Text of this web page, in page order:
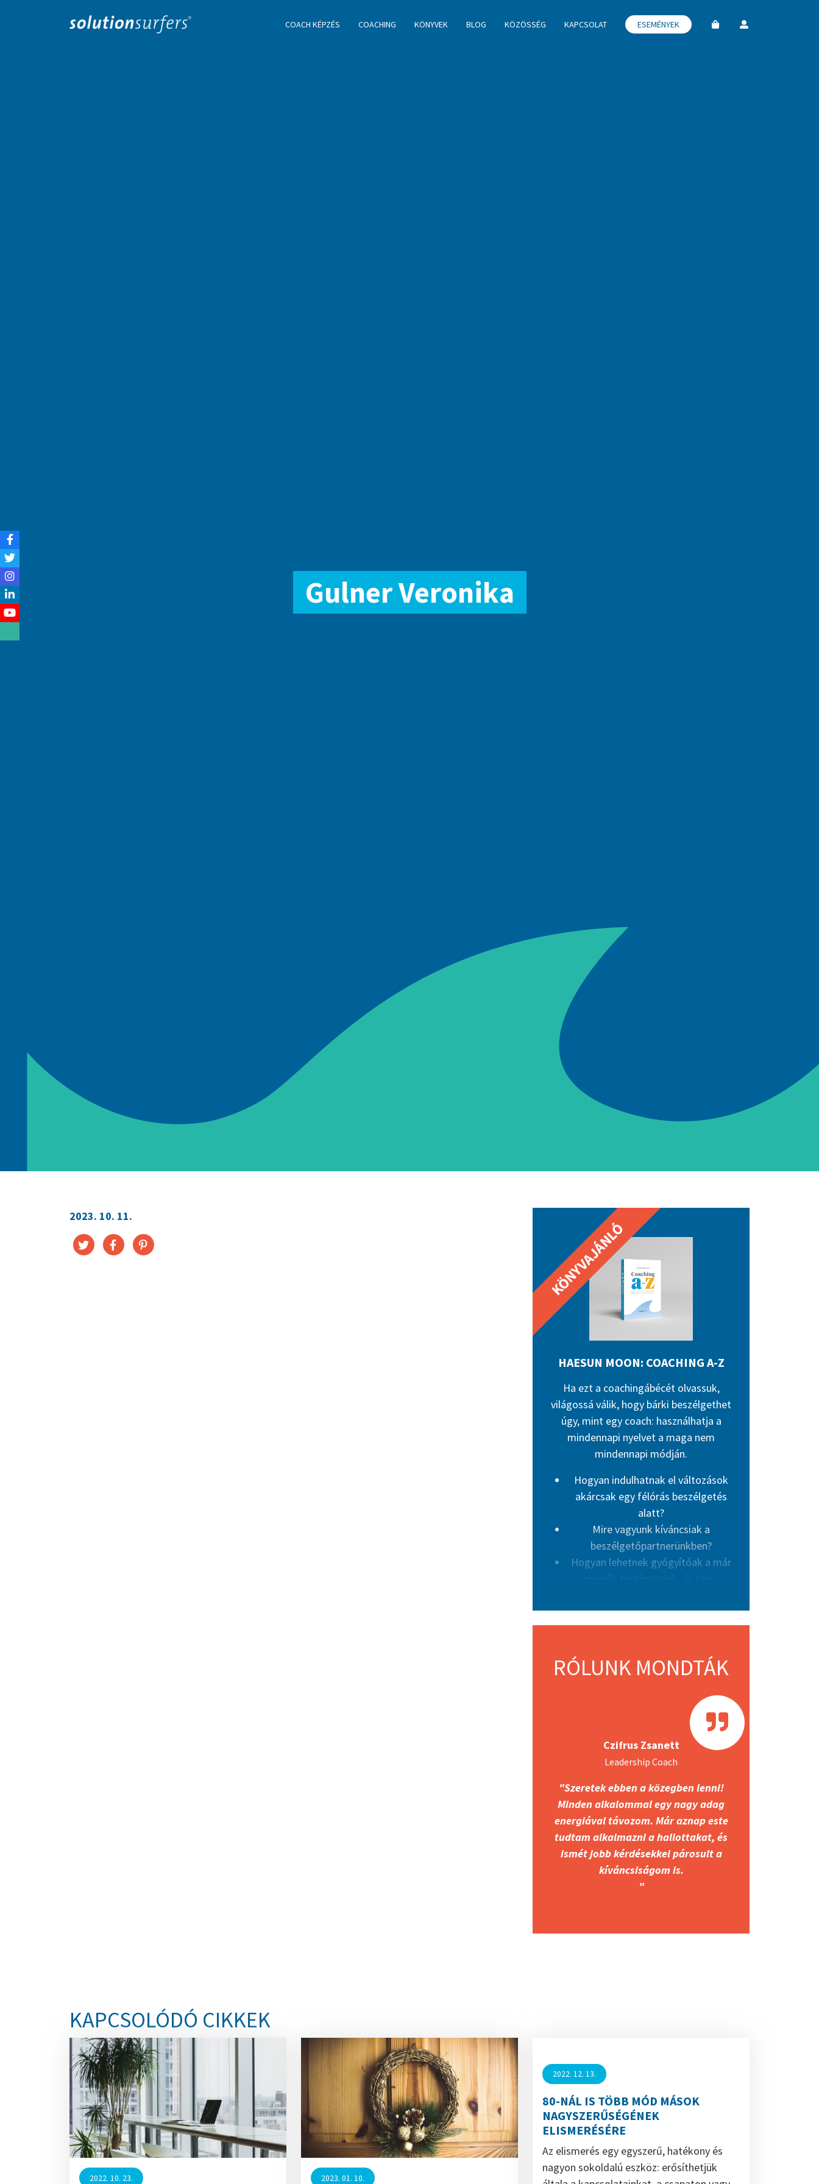
Gulner Veronika
2023. 10. 11.
HAESUN MOON: COACHING A-Z
Ha ezt a coachingábécét olvassuk,
világossá válik, hogy bárki beszélgethet
úgy, mint egy coach: használhatja a
mindennapi nyelvet a maga nem
mindennapi módján.
Hogyan indulhatnak el változások
akárcsak egy félórás beszélgetés
alatt?
Mire vagyunk kíváncsiak a
beszélgetőpartnerünkben?
Hogyan lehetnek gyógyítóak a már
megélt történeteink, és hogy
tekintve?
keres válaszokat ezekre a kérdésekre,
miközben valóban egy ÁBC-t nyújt az
jövőbetekintő, erőforrásokra fókuszáló
Beszélgetőpartnerként jól megfontolt
választásaival hozzájárulhat ahhoz, hogy
hatalmát (might), felfigyeljen saját
kiváncsiságára (care) vagy akár tetten
érje, hogy máris az, aki szeretne lenni
(becoming).
Haesun Moon könyve megtanít másként
hallani meg egyes szavakat a másik és
tovább a beszélgetés fonalát, ahol esély
RÓLUNK MONDTÁK
Czifrus Zsanett
Leadership Coach
"Szeretek ebben a közegben lenni!
Minden alkalommal egy nagy adag
energiával távozom. Már aznap este
tudtam alkalmazni a hallottakat, és
ismét jobb kérdésekkel párosult a
kíváncsiságom is.
"
KAPCSOLÓDÓ CIKKEK
2022. 10. 23. 2023. 01. 10.
2022. 12. 13.
80-NÁL IS TÖBB MÓD MÁSOK
NAGYSZERŰSÉGÉNEK
ELISMERÉSÉRE
Az elismerés egy egyszerű, hatékony és
nagyon sokoldalú eszköz: erősíthetjük
COACH KÉPZÉS COACHING KÖNYVEK BLOG KÖZÖSSÉG KAPCSOLAT ESEMÉNYEK